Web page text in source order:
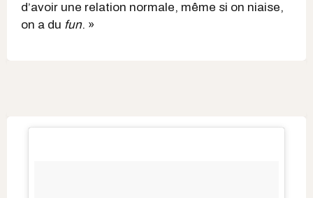
d’avoir une relation normale, même si on niaise,
on a du fun. »